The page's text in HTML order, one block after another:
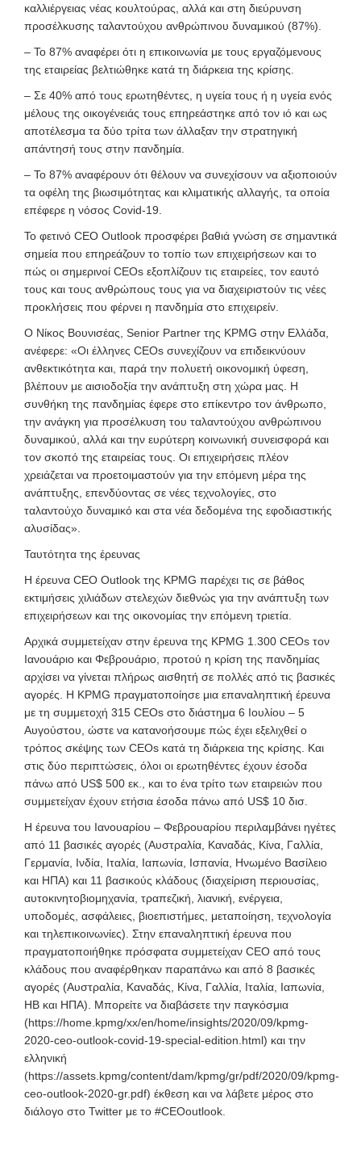
καλλιέργειας νέας κουλτούρας, αλλά και στη διεύρυνση
προσέλκυσης ταλαντούχου ανθρώπινου δυναμικού (87%).
– Το 87% αναφέρει ότι η επικοινωνία με τους εργαζόμενους
της εταιρείας βελτιώθηκε κατά τη διάρκεια της κρίσης.
– Σε 40% από τους ερωτηθέντες, η υγεία τους ή η υγεία ενός
μέλους της οικογένειάς τους επηρεάστηκε από τον ιό και ως
αποτέλεσμα τα δύο τρίτα των άλλαξαν την στρατηγική
απάντησή τους στην πανδημία.
– Το 87% αναφέρουν ότι θέλουν να συνεχίσουν να αξιοποιούν
τα οφέλη της βιωσιμότητας και κλιματικής αλλαγής, τα οποία
επέφερε η νόσος Covid-19.
Το φετινό CEO Outlook προσφέρει βαθιά γνώση σε σημαντικά
σημεία που επηρεάζουν το τοπίο των επιχειρήσεων και το
πώς οι σημερινοί CEOs εξοπλίζουν τις εταιρείες, τον εαυτό
τους και τους ανθρώπους τους για να διαχειριστούν τις νέες
προκλήσεις που φέρνει η πανδημία στο επιχειρείν.
Ο Νίκος Βουνισέας, Senior Partner της KPMG στην Ελλάδα,
ανέφερε: «Οι έλληνες CEOs συνεχίζουν να επιδεικνύουν
ανθεκτικότητα και, παρά την πολυετή οικονομική ύφεση,
βλέπουν με αισιοδοξία την ανάπτυξη στη χώρα μας. Η
συνθήκη της πανδημίας έφερε στο επίκεντρο τον άνθρωπο,
την ανάγκη για προσέλκυση του ταλαντούχου ανθρώπινου
δυναμικού, αλλά και την ευρύτερη κοινωνική συνεισφορά και
τον σκοπό της εταιρείας τους. Οι επιχειρήσεις πλέον
χρειάζεται να προετοιμαστούν για την επόμενη μέρα της
ανάπτυξης, επενδύοντας σε νέες τεχνολογίες, στο
ταλαντούχο δυναμικό και στα νέα δεδομένα της εφοδιαστικής
αλυσίδας».
Ταυτότητα της έρευνας
Η έρευνα CEO Outlook της KPMG παρέχει τις σε βάθος
εκτιμήσεις χιλιάδων στελεχών διεθνώς για την ανάπτυξη των
επιχειρήσεων και της οικονομίας την επόμενη τριετία.
Αρχικά συμμετείχαν στην έρευνα της KPMG 1.300 CEOs τον
Ιανουάριο και Φεβρουάριο, προτού η κρίση της πανδημίας
αρχίσει να γίνεται πλήρως αισθητή σε πολλές από τις βασικές
αγορές. Η KPMG πραγματοποίησε μια επαναληπτική έρευνα
με τη συμμετοχή 315 CEOs στο διάστημα 6 Ιουλίου – 5
Αυγούστου, ώστε να κατανοήσουμε πώς έχει εξελιχθεί ο
τρόπος σκέψης των CEOs κατά τη διάρκεια της κρίσης. Και
στις δύο περιπτώσεις, όλοι οι ερωτηθέντες έχουν έσοδα
πάνω από US$ 500 εκ., και το ένα τρίτο των εταιρειών που
συμμετείχαν έχουν ετήσια έσοδα πάνω από US$ 10 δισ.
Η έρευνα του Ιανουαρίου – Φεβρουαρίου περιλαμβάνει ηγέτες
από 11 βασικές αγορές (Αυστραλία, Καναδάς, Κίνα, Γαλλία,
Γερμανία, Ινδία, Ιταλία, Ιαπωνία, Ισπανία, Ηνωμένο Βασίλειο
και ΗΠΑ) και 11 βασικούς κλάδους (διαχείριση περιουσίας,
αυτοκινητοβιομηχανία, τραπεζική, λιανική, ενέργεια,
υποδομές, ασφάλειες, βιοεπιστήμες, μεταποίηση, τεχνολογία
και τηλεπικοινωνίες). Στην επαναληπτική έρευνα που
πραγματοποιήθηκε πρόσφατα συμμετείχαν CEO από τους
κλάδους που αναφέρθηκαν παραπάνω και από 8 βασικές
αγορές (Αυστραλία, Καναδάς, Κίνα, Γαλλία, Ιταλία, Ιαπωνία,
ΗΒ και ΗΠΑ). Μπορείτε να διαβάσετε την παγκόσμια
(https://home.kpmg/xx/en/home/insights/2020/09/kpmg-
2020-ceo-outlook-covid-19-special-edition.html) και την
ελληνική
(https://assets.kpmg/content/dam/kpmg/gr/pdf/2020/09/kpmg-
ceo-outlook-2020-gr.pdf) έκθεση και να λάβετε μέρος στο
διάλογο στο Twitter με το #CEOoutlook.